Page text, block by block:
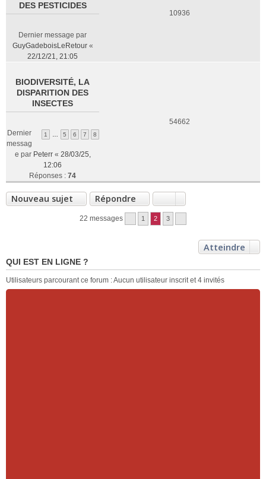
DES PESTICIDES
Dernier message par
GuyGadeboisLeRetour«
22/12/21, 21:05
10936
BIODIVERSITÉ, LA
DISPARITION DES
INSECTES
1 5 6 7 8
Dernier
messag
e par Peterr« 28/03/25,
12:06
Réponses : 74
54662
Nouveau sujet Répondre
22 messages 1 2 3
Atteindre
QUI EST EN LIGNE ?
Utilisateurs parcourant ce forum : Aucun utilisateur inscrit et 4 invités